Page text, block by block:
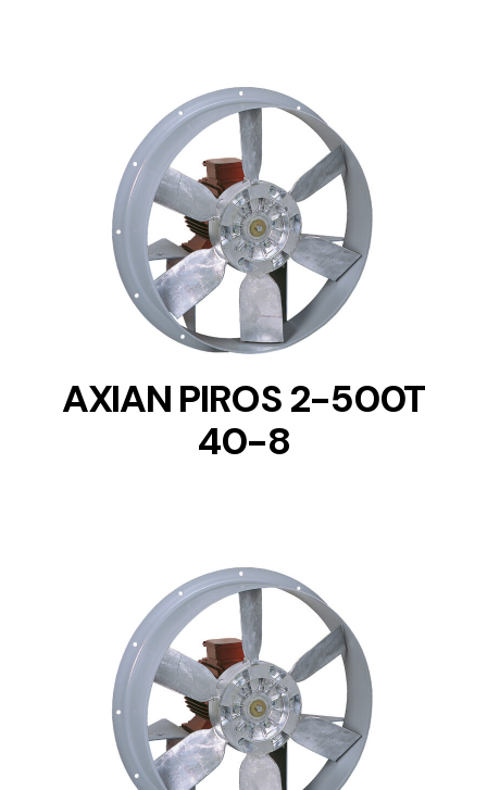
DETAILS
AXIAN PIROS 2-500T
40-8
DETAILS